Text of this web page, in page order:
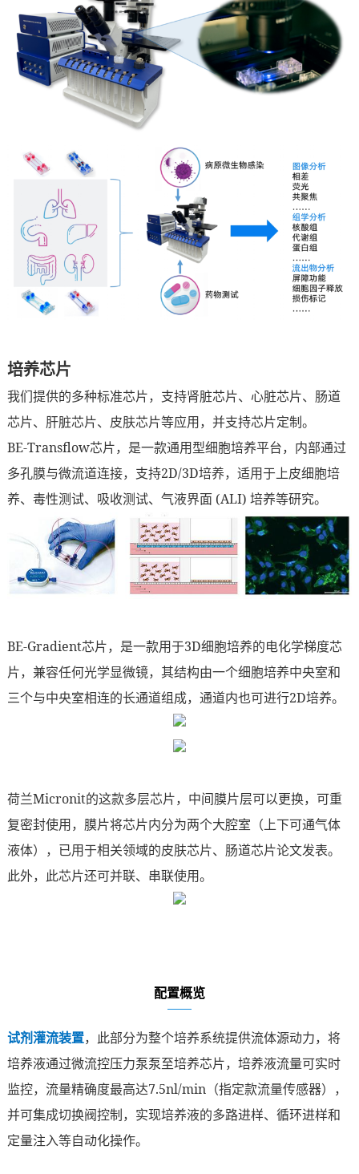
培养芯片
我们提供的多种标准芯片，支持肾脏芯片、心脏芯片、肠道
芯片、肝脏芯片、皮肤芯片等应用，并支持芯片定制。
BE-Transflow芯片，是一款通用型细胞培养平台，内部通过
多孔膜与微流道连接，支持2D/3D培养，适用于上皮细胞培
养、毒性测试、吸收测试、气液界面 (ALI) 培养等研究。
BE-Gradient芯片，是一款用于3D细胞培养的电化学梯度芯
片，兼容任何光学显微镜，其结构由一个细胞培养中央室和
三个与中央室相连的长通道组成，通道内也可进行2D培养。
荷兰Micronit的这款多层芯片，中间膜片层可以更换，可重
复密封使用，膜片将芯片内分为两个大腔室（上下可通气体
液体），已用于相关领域的皮肤芯片、肠道芯片论文发表。
此外，此芯片还可并联、串联使用。
配置概览
试剂灌流装置，此部分为整个培养系统提供流体源动力，将
培养液通过微流控压力泵泵至培养芯片，培养液流量可实时
监控，流量精确度最高达7.5nl/min（指定款流量传感器），
并可集成切换阀控制，实现培养液的多路进样、循环进样和
定量注入等自动化操作。